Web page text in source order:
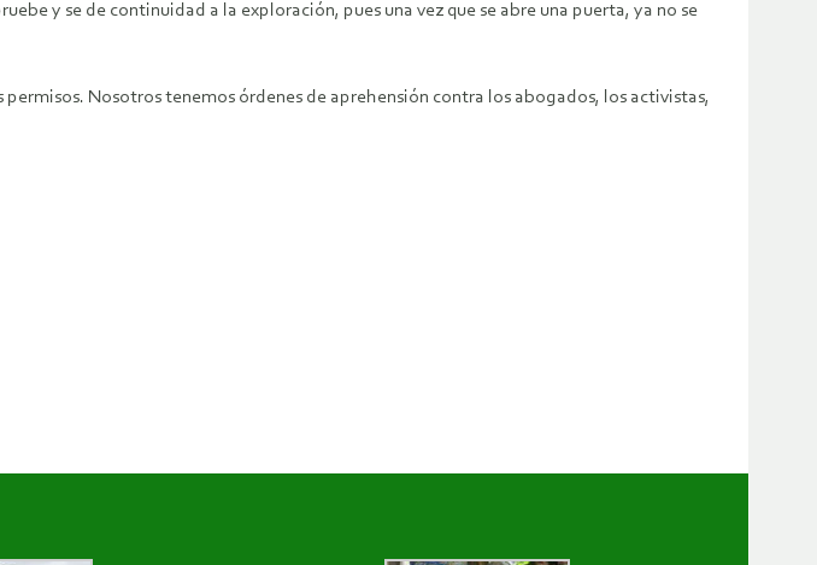
y se de continuidad a la exploración, pues una vez que se abre una puerta, ya no se
Nosotros tenemos órdenes de aprehensión contra los abogados, los activistas,